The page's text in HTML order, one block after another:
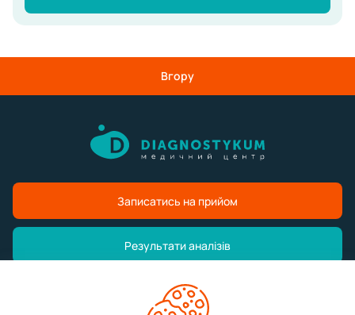
Вгору
Записатись на прийом
Результати аналізів